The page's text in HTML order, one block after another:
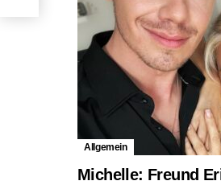
Allgemein
Michelle: Freund